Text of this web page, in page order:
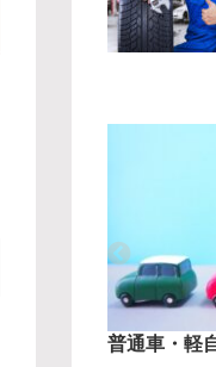
普通車・軽